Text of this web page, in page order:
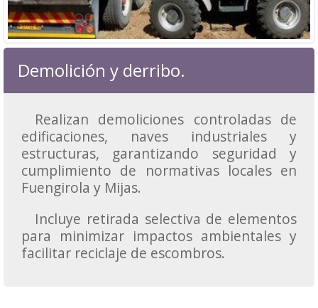
Demolición y derribo.
Realizan demoliciones controladas de
edificaciones, naves industriales y
estructuras, garantizando seguridad y
cumplimiento de normativas locales en
Fuengirola y Mijas.
Incluye retirada selectiva de elementos
para minimizar impactos ambientales y
facilitar reciclaje de escombros.